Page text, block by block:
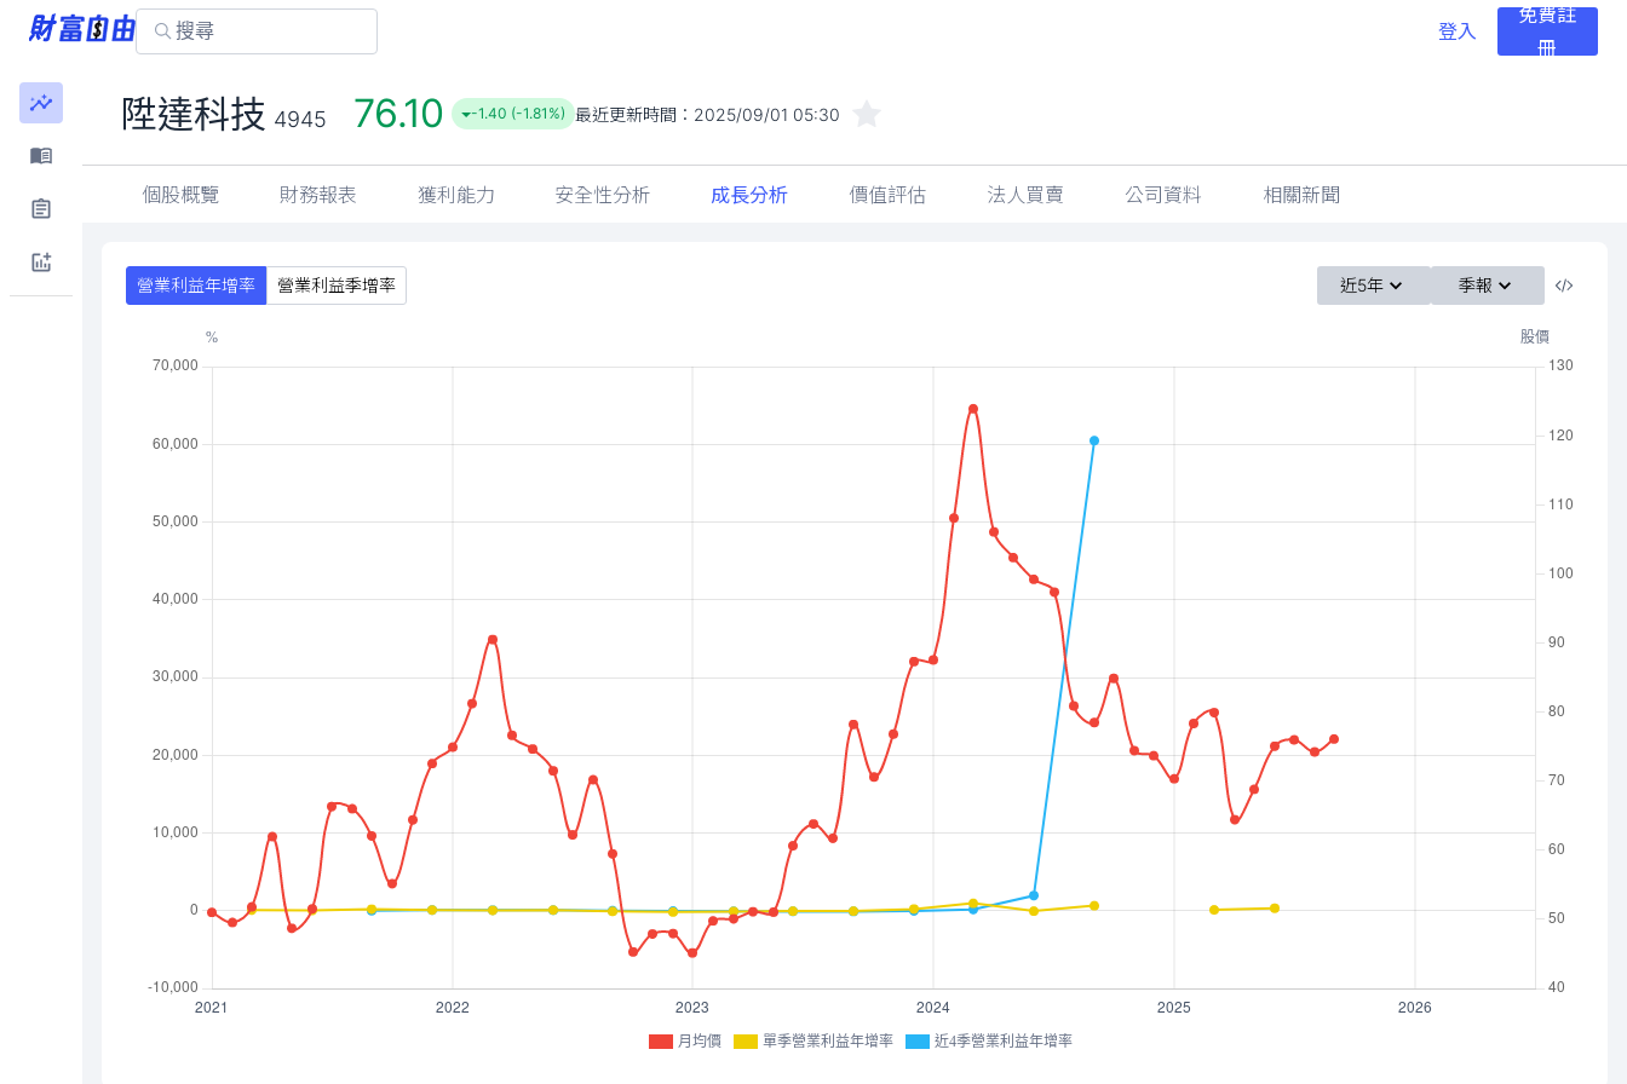
登入
免費註
冊
陞達科技 4945 76.10 -1.40 (-1.81%) 最近更新時間： 2025/09/01 05:30
個股概覽 財務報表 獲利能力 安全性分析 成長分析 價值評估 法人買賣 公司資料 相關新聞
營業利益年增率 營業利益季增率 近5年 季報
月均價 單季營業利益年增率 近4季營業利益年增率